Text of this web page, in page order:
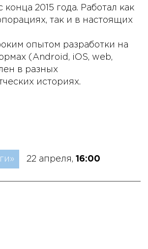
конца 2015 года. Работал как
так и в настоящих
опытом разработки на
(Android, iOS, web,
в разных
историях.
22 апреля, 16:00